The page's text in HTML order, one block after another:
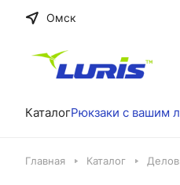
Омск
КаталогРюкзаки с вашим
Главная Каталог